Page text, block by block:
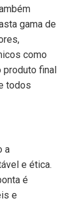
gama de
como
produto final
todos
a
e ética.
é
e